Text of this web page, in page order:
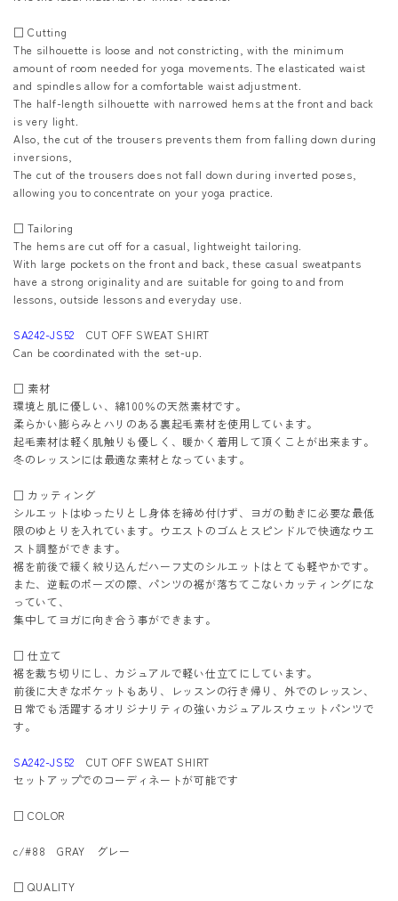
□ Cutting
The silhouette is loose and not constricting, with the minimum
amount of room needed for yoga movements. The elasticated waist
and spindles allow for a comfortable waist adjustment.
The half-length silhouette with narrowed hems at the front and back
is very light.
Also, the cut of the trousers prevents them from falling down during
inversions,
The cut of the trousers does not fall down during inverted poses,
allowing you to concentrate on your yoga practice.
□ Tailoring
The hems are cut off for a casual, lightweight tailoring.
With large pockets on the front and back, these casual sweatpants
have a strong originality and are suitable for going to and from
lessons, outside lessons and everyday use.
SA242-JS52 CUT OFF SWEAT SHIRT
Can be coordinated with the set-up.
□ 素材
環境と肌に優しい、綿100％の天然素材です。
柔らかい膨らみとハリのある裏起毛素材を使用しています。
起毛素材は軽く肌触りも優しく、暖かく着用して頂くことが出来ます。
冬のレッスンには最適な素材となっています。
□ カッティング
シルエットはゆったりとし身体を締め付けず、ヨガの動きに必要な最低
限のゆとりを入れています。ウエストのゴムとスピンドルで快適なウエ
スト調整ができます。
裾を前後で緩く絞り込んだハーフ丈のシルエットはとても軽やかです。
また、逆転のポーズの際、パンツの裾が落ちてこないカッティングにな
っていて、
集中してヨガに向き合う事ができます。
□ 仕立て
裾を裁ち切りにし、カジュアルで軽い仕立てにしています。
前後に大きなポケットもあり、レッスンの行き帰り、外でのレッスン、
日常でも活躍するオリジナリティの強いカジュアルスウェットパンツで
す。
SA242-JS52 CUT OFF SWEAT SHIRT
セットアップでのコーディネートが可能です
□ COLOR
c/#88 GRAY グレー
□ QUALITY